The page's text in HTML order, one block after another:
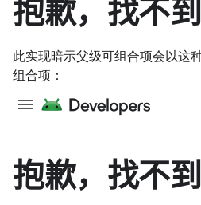
此实现暗示父级可组合项会以这
组合项：